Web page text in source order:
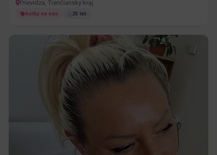
Prievidza, Trenčiansky kraj
holky na sex 25 let